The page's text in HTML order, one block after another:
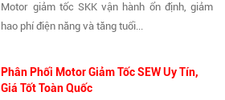
Motor giảm tốc SKK vận hành ổn định, giảm
hao phí điện năng và tăng tuổi...
Phân Phối Motor Giảm Tốc SEW Uy Tín,
Giá Tốt Toàn Quốc